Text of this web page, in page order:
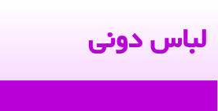
لباس دونی